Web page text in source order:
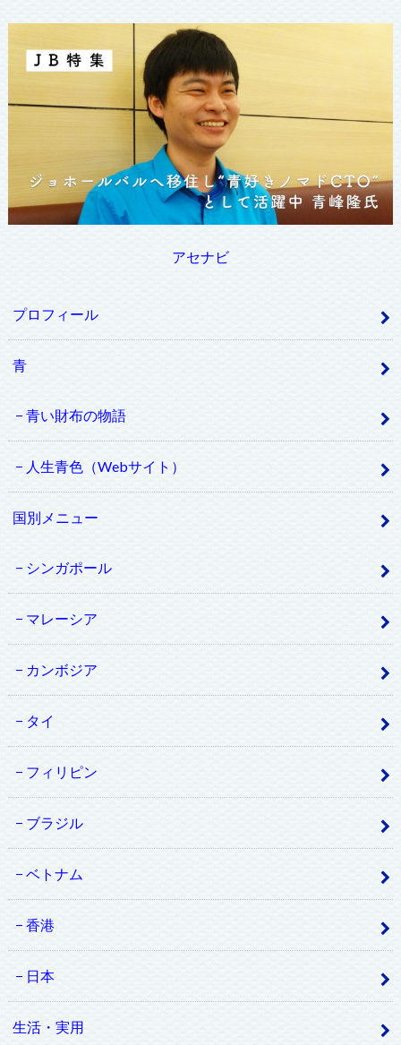
アセナビ
プロフィール
青
青い財布の物語
人生青色（Webサイト）
国別メニュー
シンガポール
マレーシア
カンボジア
タイ
フィリピン
ブラジル
ベトナム
香港
日本
生活・実用